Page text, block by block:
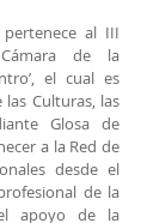
al III
de la
el cual es
Culturas, las
Glosa de
a la Red de
desde el
de la
apoyo de la